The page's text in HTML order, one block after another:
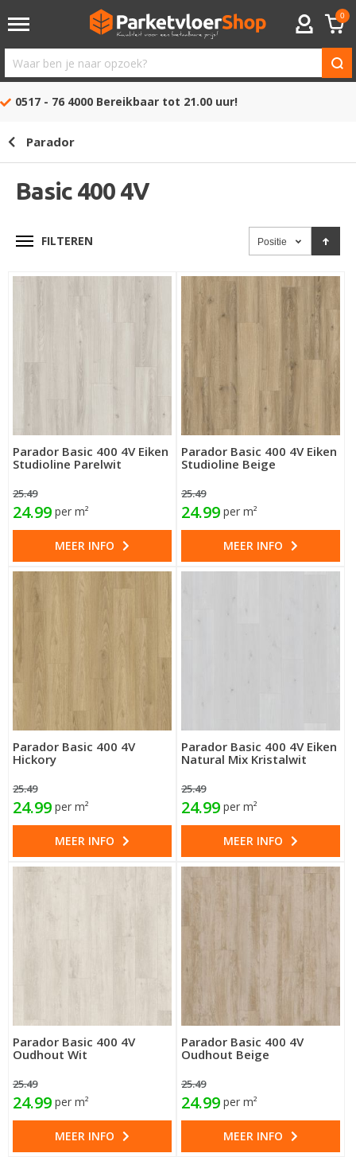
ACCOUNT
0
Waar
ben
opzoek?
0517 - 76 4000 Bereikbaar tot 21.00 uur!
Parador
Basic 400 4V
FILTEREN Positie
Parador Basic 400 4V Eiken
Studioline Parelwit
25.49
24.99 per m²
MEER INFO
Parador Basic 400 4V Eiken
Studioline Beige
25.49
24.99 per m²
MEER INFO
Parador Basic 400 4V
Hickory
25.49
24.99 per m²
MEER INFO
Parador Basic 400 4V Eiken
Natural Mix Kristalwit
25.49
24.99 per m²
MEER INFO
Parador Basic 400 4V
Oudhout Wit
25.49
24.99 per m²
MEER INFO
Parador Basic 400 4V
Oudhout Beige
25.49
24.99 per m²
MEER INFO